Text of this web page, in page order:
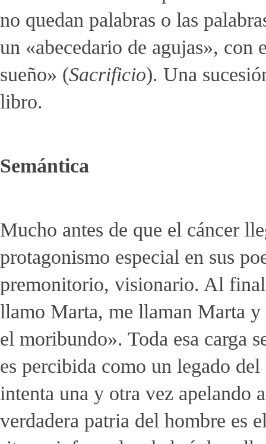
no quedan palabras o las
un «abecedario de agujas»,
sueño» (Sacrificio). Una
libro.
Semántica
Mucho antes de que el cáncer
protagonismo especial en sus
premonitorio, visionario. Al
llamo Marta, me llaman Marta y
el moribundo». Toda esa carga
es percibida como un legado
intenta una y otra vez apelando
verdadera patria del hombre es